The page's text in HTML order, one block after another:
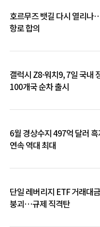
호르무즈 뱃길 다시 열리나
항로 합의
갤럭시 Z8·워치9, 7일 국내
100개국 순차 출시
6월 경상수지 497억 달러
연속 역대 최대
단일 레버리지 ETF 거래대
붕괴…규제 직격탄